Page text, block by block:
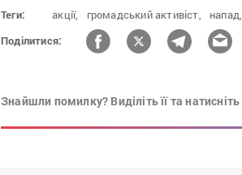
Теги: акції, громадський активіст, напад,
Поділитися:
Знайшли помилку? Виділіть її та натисніть